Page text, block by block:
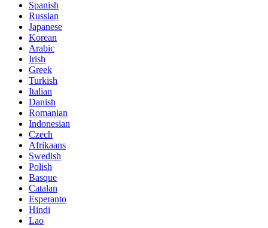
Spanish
Russian
Japanese
Korean
Arabic
Irish
Greek
Turkish
Italian
Danish
Romanian
Indonesian
Czech
Afrikaans
Swedish
Polish
Basque
Catalan
Esperanto
Hindi
Lao